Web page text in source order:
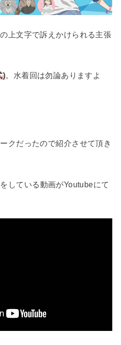
上文字で訴えかけられる主張
)。水着回は勿論ありますよ
クだったので紹介させて頂き
をしている動画がYoutubeにて